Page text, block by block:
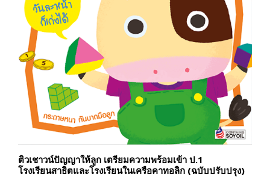
ติวเชาวน์ปัญญาให้ลูก เตรียมความพร้อมเข้า ป.1
โรงเรียนสาธิตและโรงเรียนในเครือคาทอลิก (ฉบับปรับปรุง)